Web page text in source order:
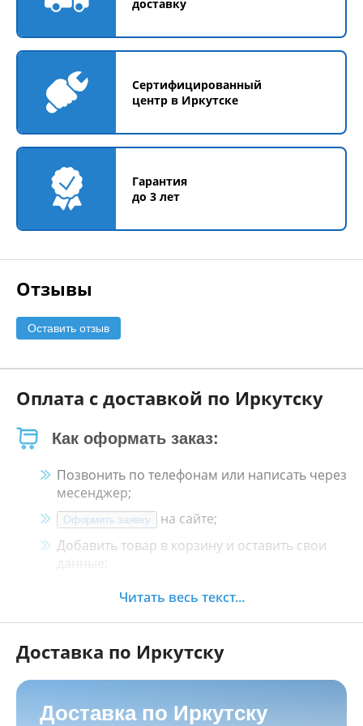
доставку
Сертифицированный
центр в Иркутске
Гарантия
до 3 лет
Отзывы
Оставить отзыв
Оплата с доставкой по Иркутску
Как оформать заказ:
Позвонить по телефонам или написать через
месенджер;
Оформить заявку
на сайте;
Добавить товар в корзину и оставить свои
данные;
Менеджер свяжется с Вами в течение 30
Как оплатить:
Наличными, пластиковой картой, кредитной
картой и картой ХАЛВА в кассе нашего
Читать весь текст...
Доставка по Иркутску
Доставка по Иркутску